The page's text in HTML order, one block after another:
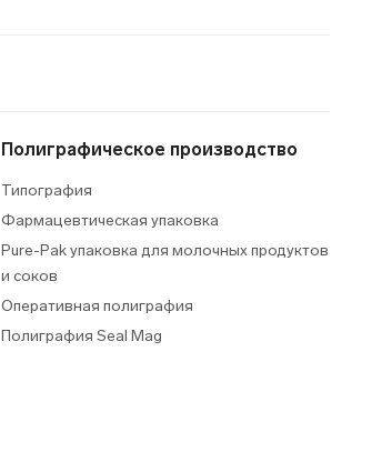
Полиграфическое производство
Типография
Фармацевтическая упаковка
Pure-Pak упаковка для молочных продуктов
и соков
Оперативная полиграфия
Полиграфия Seal Mag